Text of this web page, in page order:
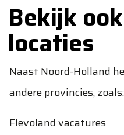
Bekijk
locaties
Naast Noord-Holland
andere provincies, zoals:
Flevoland vacatures